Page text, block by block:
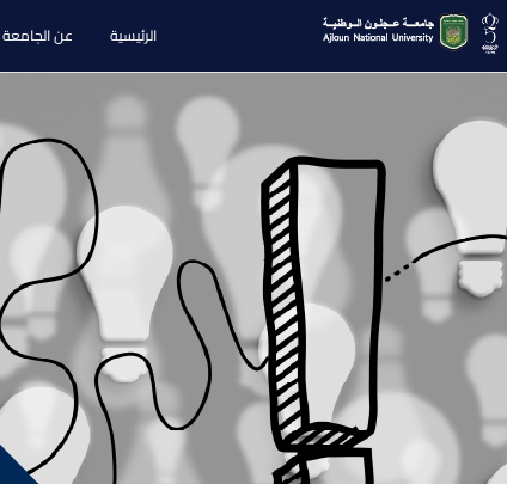
الرئيسية عن الجامعة